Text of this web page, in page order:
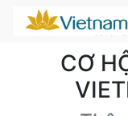
CƠ